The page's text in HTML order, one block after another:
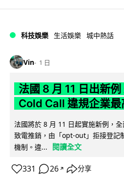
科技娛樂 生活娛樂 城中熱話
Vin 1 日
法國 8 月 11 日出新
Cold Call 違規企業
法國將於 8 月 11 日起實施新例，
致電推銷，由「opt-out」拒接登記
機制。違...
閱讀全文
331 26 ↗ 分享